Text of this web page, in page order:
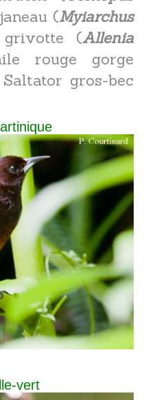
(Myiarchus
(Allenia
rouge gorge
gros-bec
vert